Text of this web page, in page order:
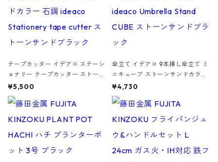
テープカッター イデアコ ステーシ
ョナリー テープカッター ストーン
サンドカラー 石調 ideaco Station
ery tape cutter ストーンサンド
ブラック
¥5,500
傘立て イデアコ 9本挿し傘立て ミ
ニキューブ ストーンサンドカラー
石調 ideaco Umbrella Stand CUB
E ストーンサンドブラック
¥4,730